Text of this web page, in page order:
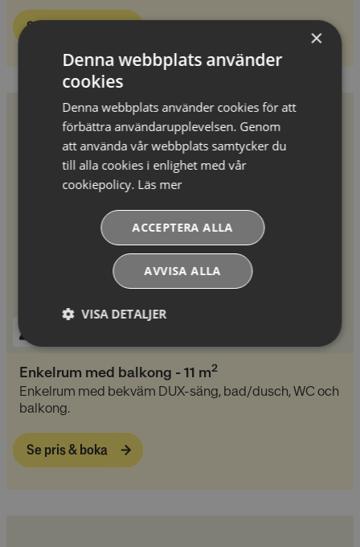
Se pris & boka
Enkelrum med balkong -11 m2
Enkelrum med bekväm DUX-säng, bad/dusch, WC och
balkong.
Se pris & boka
×
Denna webbplats använder
cookies
Denna webbplats använder cookies för att
förbättra användarupplevelsen. Genom
att använda vår webbplats samtycker du
till alla cookies i enlighet med vår
cookiepolicy. Läs mer
ACCEPTERA ALLA
AVVISA ALLA
VISA DETALJER
Absolut
cookies
Prestandacookies
Riktade cookies